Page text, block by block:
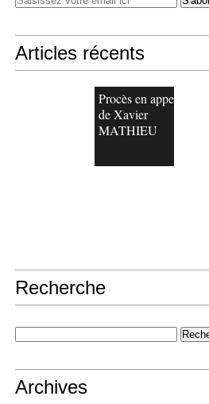
Articles récents
Procès en appel
de Xavier
MATHIEU
Recherche
Archives